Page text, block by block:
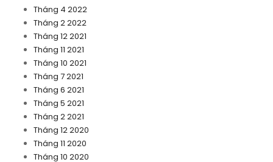
Tháng 4 2022
Tháng 2 2022
Tháng 12 2021
Tháng 11 2021
Tháng 10 2021
Tháng 7 2021
Tháng 6 2021
Tháng 5 2021
Tháng 2 2021
Tháng 12 2020
Tháng 11 2020
Tháng 10 2020